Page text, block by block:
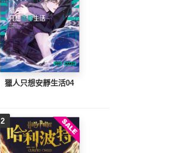
獵人只想安靜生活04
2